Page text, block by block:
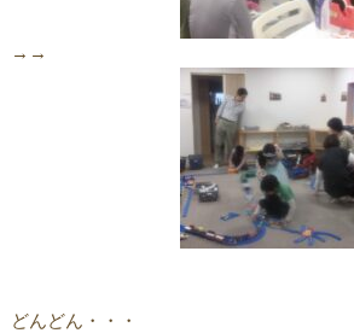
→→
どんどん・・・